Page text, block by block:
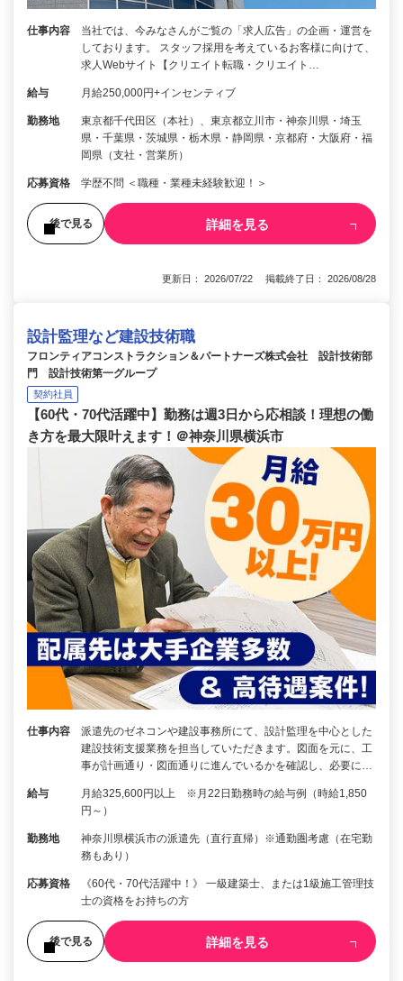
仕事内容
当社では、今みなさんがご覧の「求人広告」の企画・運営を
しております。 スタッフ採用を考えているお客様に向けて、
求人Webサイト【クリエイト転職・クリエイト…
給与 月給250,000円+インセンティブ
勤務地
東京都千代田区（本社）、東京都立川市・神奈川県・埼玉
県・千葉県・茨城県・栃木県・静岡県・京都府・大阪府・福
岡県（支社・営業所）
応募資格 学歴不問 ＜職種・業種未経験歓迎！＞
後で見る 詳細を見る
更新日： 2026/07/22 掲載終了日： 2026/08/28
設計監理など建設技術職
フロンティアコンストラクション＆パートナーズ株式会社 設計技術部
門 設計技術第一グループ
契約社員
【60代・70代活躍中】勤務は週3日から応相談！理想の働
き方を最大限叶えます！＠神奈川県横浜市
仕事内容
派遣先のゼネコンや建設事務所にて、設計監理を中心とした
建設技術支援業務を担当していただきます。図面を元に、工
事が計画通り・図面通りに進んでいるかを確認し、必要に…
給与
月給325,600円以上 ※月22日勤務時の給与例（時給1,850
円～）
勤務地
神奈川県横浜市の派遣先（直行直帰）※通勤圏考慮（在宅勤
務もあり）
応募資格
《60代・70代活躍中！》 一級建築士、または1級施工管理技
士の資格をお持ちの方
後で見る 詳細を見る